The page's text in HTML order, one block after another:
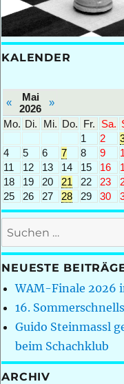
KALENDER
«
Mai
2026
»
Mo. Di. Mi. Do. Fr. Sa.
1
2
4
5 6 7 8 9
11
12 13 14 15 16
18
19 20 21 22 23
25
26 27 28 29 30
Suchen
nach:
NEUESTE
WAM-Finale 2026
16.
Guido Steinmassl
beim Schachklub
ARCHIV